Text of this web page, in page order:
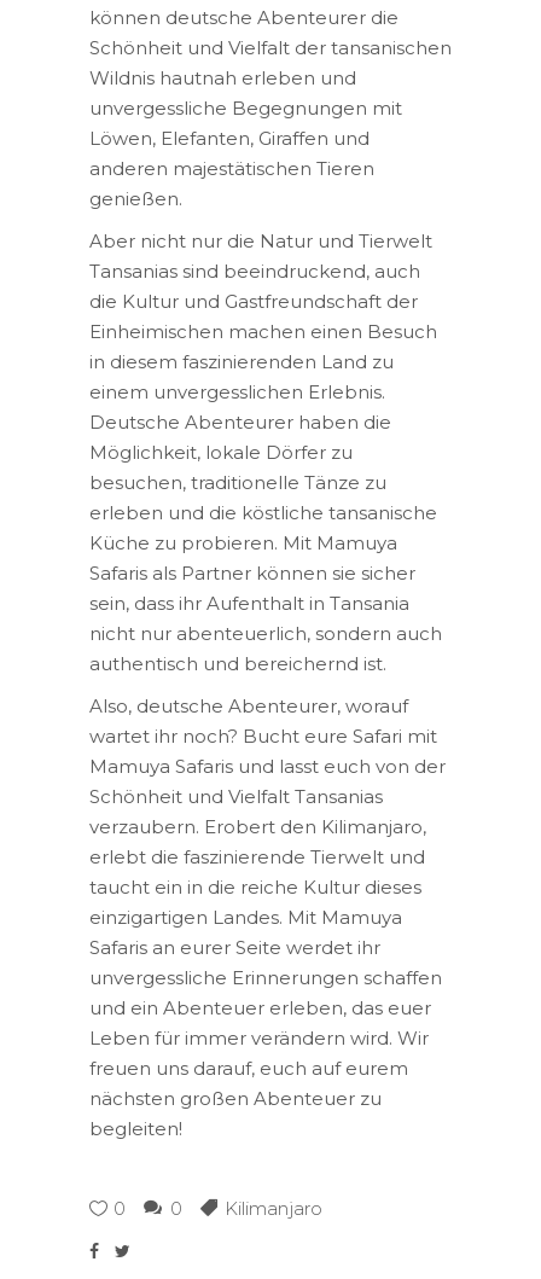
können deutsche Abenteurer die
Schönheit und Vielfalt der tansanischen
Wildnis hautnah erleben und
unvergessliche Begegnungen mit
Löwen, Elefanten, Giraffen und
anderen majestätischen Tieren
genießen.
Aber nicht nur die Natur und Tierwelt
Tansanias sind beeindruckend, auch
die Kultur und Gastfreundschaft der
Einheimischen machen einen Besuch
in diesem faszinierenden Land zu
einem unvergesslichen Erlebnis.
Deutsche Abenteurer haben die
Möglichkeit, lokale Dörfer zu
besuchen, traditionelle Tänze zu
erleben und die köstliche tansanische
Küche zu probieren. Mit Mamuya
Safaris als Partner können sie sicher
sein, dass ihr Aufenthalt in Tansania
nicht nur abenteuerlich, sondern auch
authentisch und bereichernd ist.
Also, deutsche Abenteurer, worauf
wartet ihr noch? Bucht eure Safari mit
Mamuya Safaris und lasst euch von der
Schönheit und Vielfalt Tansanias
verzaubern. Erobert den Kilimanjaro,
erlebt die faszinierende Tierwelt und
taucht ein in die reiche Kultur dieses
einzigartigen Landes. Mit Mamuya
Safaris an eurer Seite werdet ihr
unvergessliche Erinnerungen schaffen
und ein Abenteuer erleben, das euer
Leben für immer verändern wird. Wir
freuen uns darauf, euch auf eurem
nächsten großen Abenteuer zu
begleiten!
0 0 Kilimanjaro